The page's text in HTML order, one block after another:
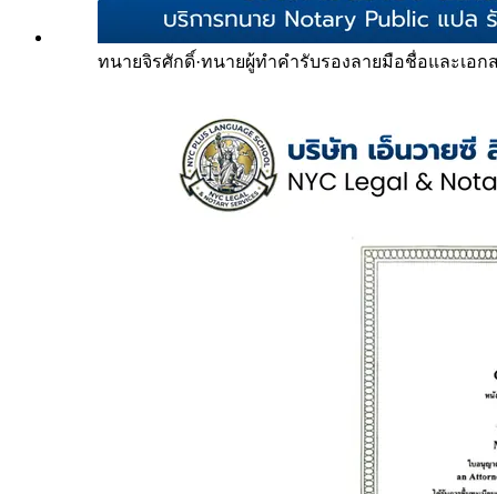
ทนายจิรศักดิ์·ทนายผู้ทำคำรับรองลายมือชื่อและเอก